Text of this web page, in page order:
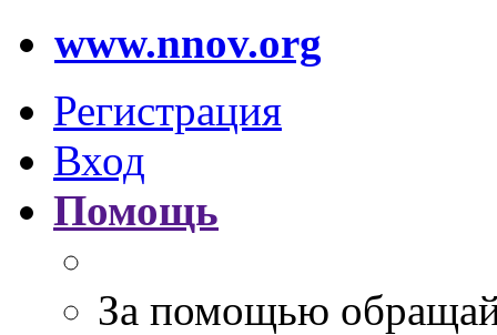
www.nnov.org
Регистрация
Вход
Помощь
За помощью